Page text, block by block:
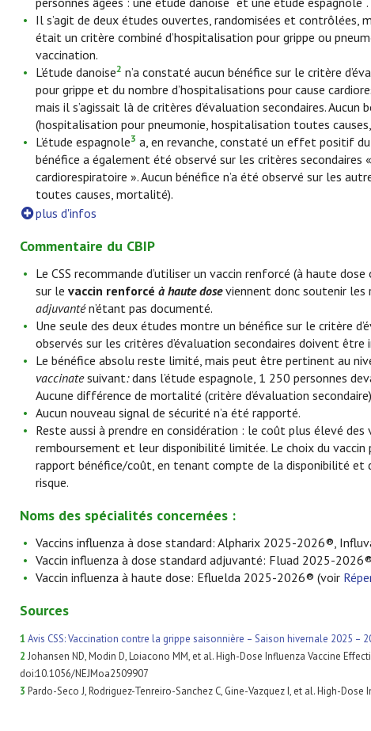
Il s’agit de deux études ouvertes, randomisées et contrôlées,
était un critère combiné d’hospitalisation pour grippe ou
vaccination.
L’étude danoise2 n’a constaté aucun bénéfice sur le critère
pour grippe et du nombre d’hospitalisations pour cause
mais il s’agissait là de critères d’évaluation secondaires.
(hospitalisation pour pneumonie, hospitalisation toutes
L’étude espagnole3 a, en revanche, constaté un effet positif du
bénéfice a également été observé sur les critères
cardiorespiratoire ». Aucun bénéfice n’a été observé sur les
toutes causes, mortalité).
plus d'infos
Commentaire du CBIP
Le CSS recommande d’utiliser un vaccin renforcé (à haute
sur le vaccin renforcé à haute doseviennent donc soutenir les
adjuvantén’étant pas documenté.
Une seule des deux études montre un bénéfice sur le critère
observés sur les critères d’évaluation secondaires doivent être
Le bénéfice absolu reste limité, mais peut être pertinent au
vaccinatesuivant:dans l’étude espagnole, 1 250 personnes
Aucune différence de mortalité (critère d’évaluation
Aucun nouveau signal de sécurité n’a été rapporté.
Reste aussi à prendre en considération : le coût plus élevé
remboursement et leur disponibilité limitée. Le choix du
rapport bénéfice/coût, en tenant compte de la disponibilité et
risque.
Noms des spécialités concernées :
Vaccins influenza à dose standard: Alpharix 2025-2026®,
Vaccin influenza à dose standard adjuvanté: Fluad 2025-
Vaccin influenza à haute dose: Efluelda 2025-2026® (voir
Sources
1 Avis CSS: Vaccination contre la grippe saisonnière – Saison hivernale 2025 –
2 Johansen ND, Modin D, Loiacono MM, et al. High-Dose Influenza Vaccine
doi:10.1056/NEJMoa2509907
3 Pardo-Seco J, Rodriguez-Tenreiro-Sanchez C, Gine-Vazquez I, et al. High-